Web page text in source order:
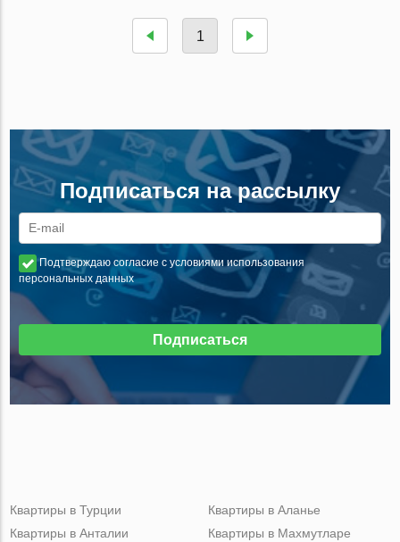
1
Подписаться на рассылку
Подтверждаю согласие с условиями использования
персональных данных
Подписаться
Квартиры в Турции
Квартиры в Анталии
Квартиры в Аланье
Квартиры в Махмутларе